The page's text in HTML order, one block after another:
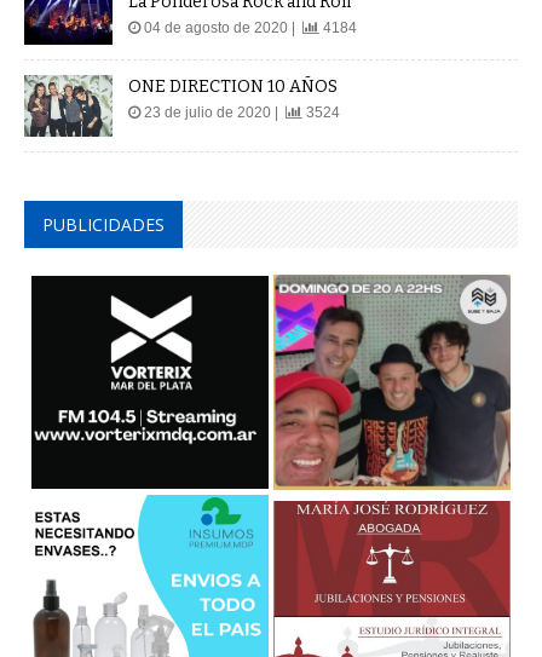
04 de agosto de 2020 | 4184
ONE DIRECTION 10 AÑOS
23 de julio de 2020 | 3524
PUBLICIDADES